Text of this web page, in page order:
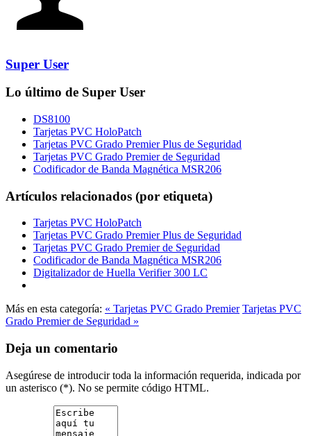
Super User
Lo último de Super User
DS8100
Tarjetas PVC HoloPatch
Tarjetas PVC Grado Premier Plus de Seguridad
Tarjetas PVC Grado Premier de Seguridad
Codificador de Banda Magnética MSR206
Artículos relacionados (por etiqueta)
Tarjetas PVC HoloPatch
Tarjetas PVC Grado Premier Plus de Seguridad
Tarjetas PVC Grado Premier de Seguridad
Codificador de Banda Magnética MSR206
Digitalizador de Huella Verifier 300 LC
Más en esta categoría: « Tarjetas PVC Grado Premier Tarjetas PVC
Grado Premier de Seguridad »
Deja un comentario
Asegúrese de introducir toda la información requerida, indicada por
un asterisco (*). No se permite código HTML.